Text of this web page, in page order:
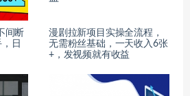
间断
日
漫剧拉新项目实操全流程，
无需粉丝基础，一天收入6张
+，发视频就有收益